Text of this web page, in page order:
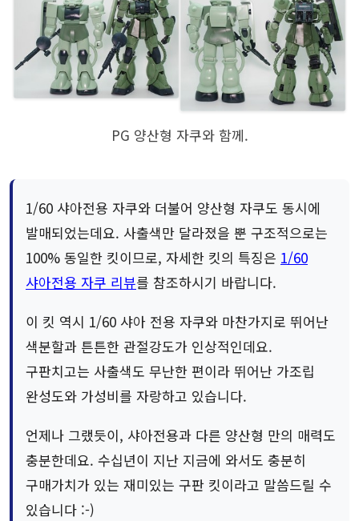
PG 양산형 자쿠와 함께.
1/60 샤아전용 자쿠와 더불어 양산형 자쿠도 동시에
발매되었는데요. 사출색만 달라졌을 뿐 구조적으로는
100% 동일한 킷이므로, 자세한 킷의 특징은 1/60
샤아전용 자쿠 리뷰를 참조하시기 바랍니다.
이 킷 역시 1/60 샤아 전용 자쿠와 마찬가지로 뛰어난
색분할과 튼튼한 관절강도가 인상적인데요.
구판치고는 사출색도 무난한 편이라 뛰어난 가조립
완성도와 가성비를 자랑하고 있습니다.
언제나 그랬듯이, 샤아전용과 다른 양산형 만의 매력도
충분한데요. 수십년이 지난 지금에 와서도 충분히
구매가치가 있는 재미있는 구판 킷이라고 말씀드릴 수
있습니다 :-)